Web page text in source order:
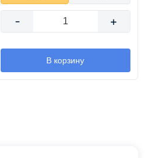
- +
В корзину